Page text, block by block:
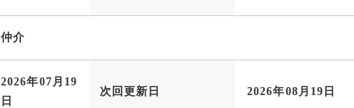
仲介
2026年07月19
日
次回更新日 2026年08月19日